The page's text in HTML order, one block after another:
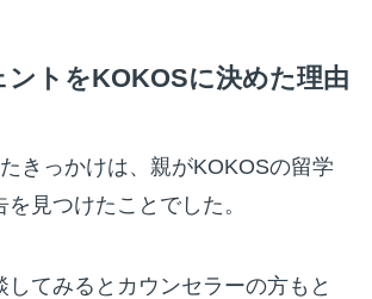
ントをKOKOSに決めた理由
きっかけは、親がKOKOSの留学
見つけたことでした。
してみるとカウンセラーの方もと